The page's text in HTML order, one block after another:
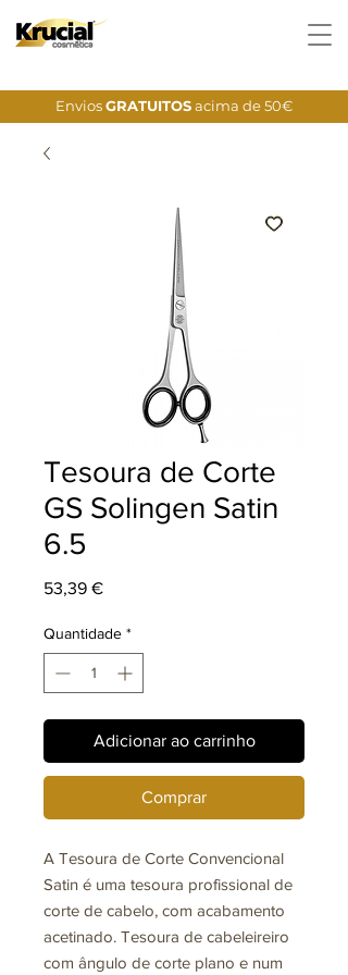
EnviosGRATUITOSacima de 50€
Tesoura de Corte
GS Solingen Satin
6.5
53,39 €Preço
Quantidade *
Adicionar ao carrinho
Comprar
A Tesoura de Corte Convencional
Satin é uma tesoura profissional de
corte de cabelo, com acabamento
acetinado. Tesoura de cabeleireiro
com ângulo de corte plano e num